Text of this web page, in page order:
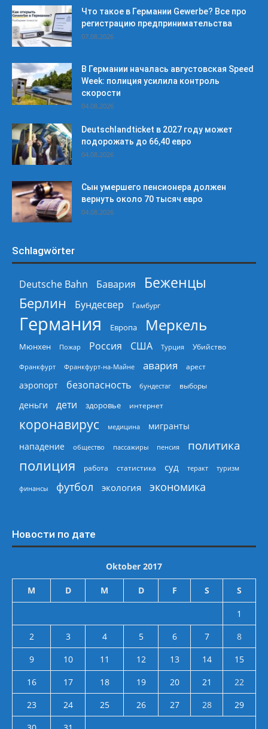
Что такое в Германии Gewerbe? Все про
регистрацию предпринимательства
07.08.2026
В Германии началась августовская Speed
Week: полиция усилила контроль
скорости
04.08.2026
Deutschlandticket в 2027 году может
подорожать до 66,40 евро
04.08.2026
Сын умершего пенсионера должен
вернуть около 70 тысяч евро
04.08.2026
Schlagwörter
Deutsche Bahn Бавария
Беженцы
Берлин
Бундесвер Гамбург
Германия Европа Меркель
Мюнхен Пожар Россия США Турция Убийство
Франкфурт Франкфурт-на-Майне авария арест
аэропорт безопасность бундестаг выборы
деньги дети здоровье интернет
коронавирус медицина
мигранты
нападение
общество пассажиры пенсия политика
полиция работа статистика суд теракт туризм
финансы футбол экология экономика
Новости по дате
Oktober 2017
M D M D F S S
1
2
3 4 5 6 7
8
9
10 11 12 13 14
15
16
17 18 19 20 21
22
23
24 25 26 27 28
29